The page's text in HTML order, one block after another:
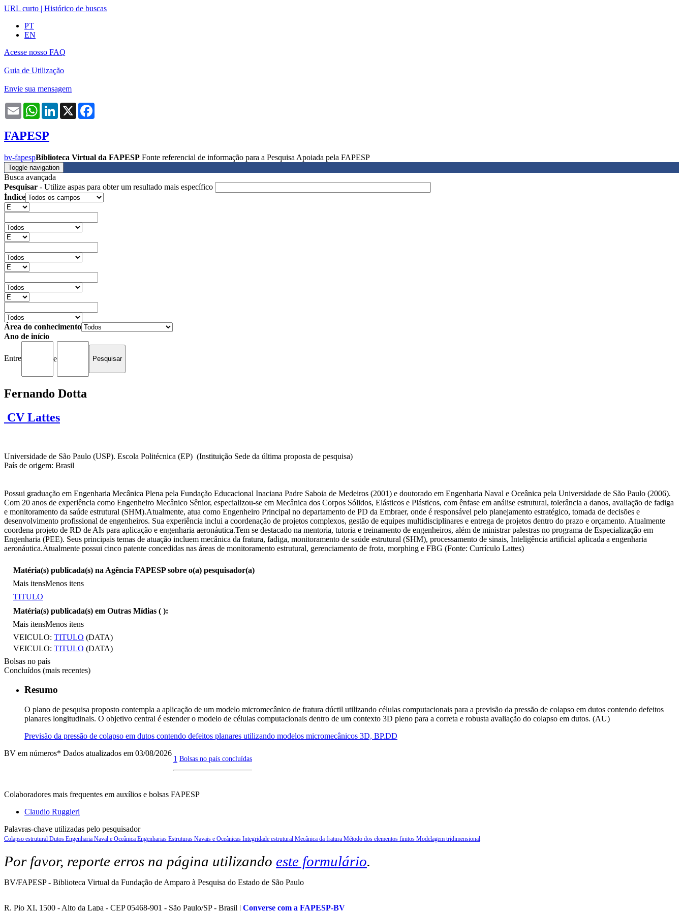
URL curto | Histórico de buscas
PT
EN
Acesse nosso FAQ
Guia de Utilização
Envie sua mensagem
Email WhatsAppLinkedIn
X
FAPESP
bv-fapespBiblioteca Virtual da FAPESP Fonte referencial de informação para a Pesquisa Apoiada pela FAPESP
Toggle navigation
Busca avançada
Pesquisar - Utilize aspas para obter um resultado mais específico
Índice
Área do conhecimento
Ano de início
Entre e
Fernando Dotta
CV Lattes
Universidade de São Paulo (USP). Escola Politécnica (EP) (Instituição Sede da última proposta de pesquisa)
País de origem: Brasil
Possui graduação em Engenharia Mecânica Plena pela Fundação Educacional Inaciana Padre Saboia de Medeiros (2001) e doutorado em Engenharia Naval e Oceânica pela Universidade de São Paulo (2006).
Com 20 anos de experiência como Engenheiro Mecânico Sênior, especializou-se em Mecânica dos Corpos Sólidos, Elásticos e Plásticos, com ênfase em análise estrutural, tolerância a danos, avaliação de fadiga
e monitoramento da saúde estrutural (SHM).Atualmente, atua como Engenheiro Principal no departamento de PD da Embraer, onde é responsável pelo planejamento estratégico, tomada de decisões e
desenvolvimento profissional de engenheiros. Sua experiência inclui a coordenação de projetos complexos, gestão de equipes multidisciplinares e entrega de projetos dentro do prazo e orçamento. Atualmente
coordena projeto de RD de AIs para aplicação e engenharia aeronáutica.Tem se destacado na mentoria, tutoria e treinamento de engenheiros, além de ministrar palestras no programa de Especialização em
Engenharia (PEE). Seus principais temas de atuação incluem mecânica da fratura, fadiga, monitoramento de saúde estrutural (SHM), processamento de sinais, Inteligência artificial aplicada a engenharia
aeronáutica.Atualmente possui cinco patente concedidas nas áreas de monitoramento estrutural, gerenciamento de frota, morphing e FBG (Fonte: Currículo Lattes)
Matéria(s) publicada(s) na Agência FAPESP sobre o(a) pesquisador(a)
Mais itensMenos itens
TITULO
Matéria(s) publicada(s) em Outras Mídias ( ):
Mais itensMenos itens
VEICULO: TITULO (DATA)
VEICULO: TITULO (DATA)
Bolsas no país
Concluídos (mais recentes)
Resumo
O plano de pesquisa proposto contempla a aplicação de um modelo micromecânico de fratura dúctil utilizando células computacionais para a previsão da pressão de colapso em dutos contendo defeitos
planares longitudinais. O objetivo central é estender o modelo de células computacionais dentro de um contexto 3D pleno para a correta e robusta avaliação do colapso em dutos. (AU)
Previsão da pressão de colapso em dutos contendo defeitos planares utilizando modelos micromecânicos 3D, BP.DD
BV em números* Dados atualizados em 03/08/2026
1 Bolsas no país concluídas
Colaboradores mais frequentes em auxílios e bolsas FAPESP
Claudio Ruggieri
Palavras-chave utilizadas pelo pesquisador
Colapso estrutural Dutos Engenharia Naval e Oceânica Engenharias Estruturas Navais e Oceânicas Integridade estrutural Mecânica da fratura Método dos elementos finitos Modelagem tridimensional
Por favor, reporte erros na página utilizando este formulário.
BV/FAPESP - Biblioteca Virtual da Fundação de Amparo à Pesquisa do Estado de São Paulo
R. Pio XI, 1500 - Alto da Lapa - CEP 05468-901 - São Paulo/SP - Brasil | Converse com a FAPESP-BV